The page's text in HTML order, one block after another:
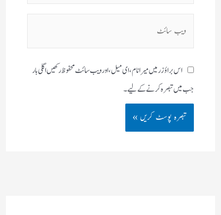
اس براؤزر میں میرا نام، ای میل، اور ویب سائٹ محفوظ رکھیں اگلی بار
جب میں تبصرہ کرنے کےلیے۔